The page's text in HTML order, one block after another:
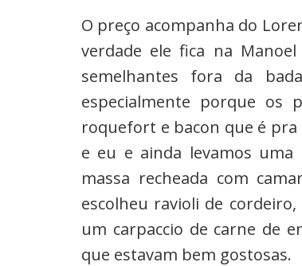
O preço acompanha do
verdade ele fica na
semelhantes fora da
especialmente porque
roquefort e bacon que é pra
e eu e ainda levamos
massa recheada com
escolheu ravioli de
um carpaccio de carne de
que estavam bem gostosas.